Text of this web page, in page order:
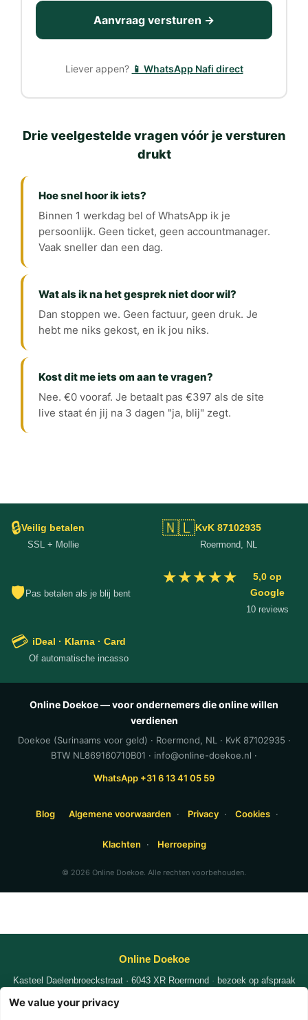
We value your privacy
Aanvraag versturen →
Liever appen? 📱 WhatsApp Nafi direct
Drie veelgestelde vragen vóór je versturen
drukt
Hoe snel hoor ik iets?
Binnen 1 werkdag bel of WhatsApp ik je
persoonlijk. Geen ticket, geen accountmanager.
Vaak sneller dan een dag.
Wat als ik na het gesprek niet door wil?
Dan stoppen we. Geen factuur, geen druk. Je
hebt me niks gekost, en ik jou niks.
Kost dit me iets om aan te vragen?
Nee. €0 vooraf. Je betaalt pas €397 als de site
live staat én jij na 3 dagen "ja, blij" zegt.
🔒Veilig betalen
SSL + Mollie
🇳🇱KvK 87102935
Roermond, NL
🛡 Pas betalen als je blij bent
★★★★★
5,0 op
Google
10 reviews
💳 iDeal · Klarna · Card
Of automatische incasso
Online Doekoe — voor ondernemers die online willen
verdienen
Doekoe (Surinaams voor geld) · Roermond, NL · KvK 87102935 ·
BTW NL869160710B01 · info@online-doekoe.nl ·
WhatsApp +31 6 13 41 05 59
Blog Algemene voorwaarden · Privacy · Cookies ·
Klachten · Herroeping
© 2026 Online Doekoe. Alle rechten voorbehouden.
Online Doekoe
Kasteel Daelenbroeckstraat · 6043 XR Roermond · bezoek op afspraak
KvK87102935|
WhatsApp +31 6 1341 0559